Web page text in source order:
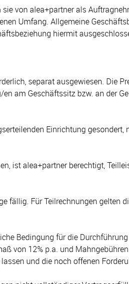
von alea+partner als
Umfang. Allgemeine
hiermit
separat ausgewiesen. Die
am Geschäftssitz bzw. an der
Einrichtung
ist alea+partner berechtigt,
fällig. Für Teilrechnungen gelten
Bedingung für die
von 12% p.a. und
und die noch offenen